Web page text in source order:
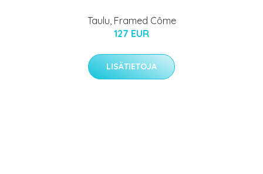
Taulu, Framed Côme
127 EUR
LISÄTIETOJA